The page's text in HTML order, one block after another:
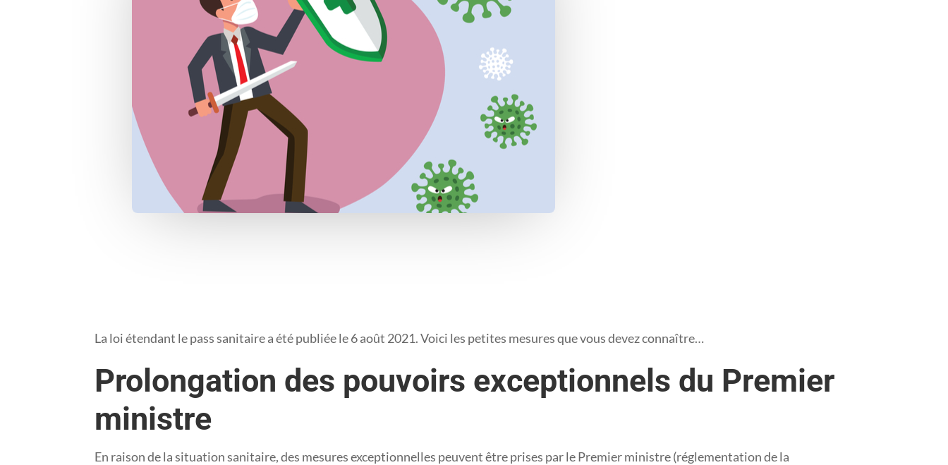
La loi étendant le pass sanitaire a été publiée le 6 août 2021. Voici les petites mesures que vous devez connaître…
Prolongation des pouvoirs exceptionnels du Premier
ministre
En raison de la situation sanitaire, des mesures exceptionnelles peuvent être prises par le Premier ministre (réglementation de la